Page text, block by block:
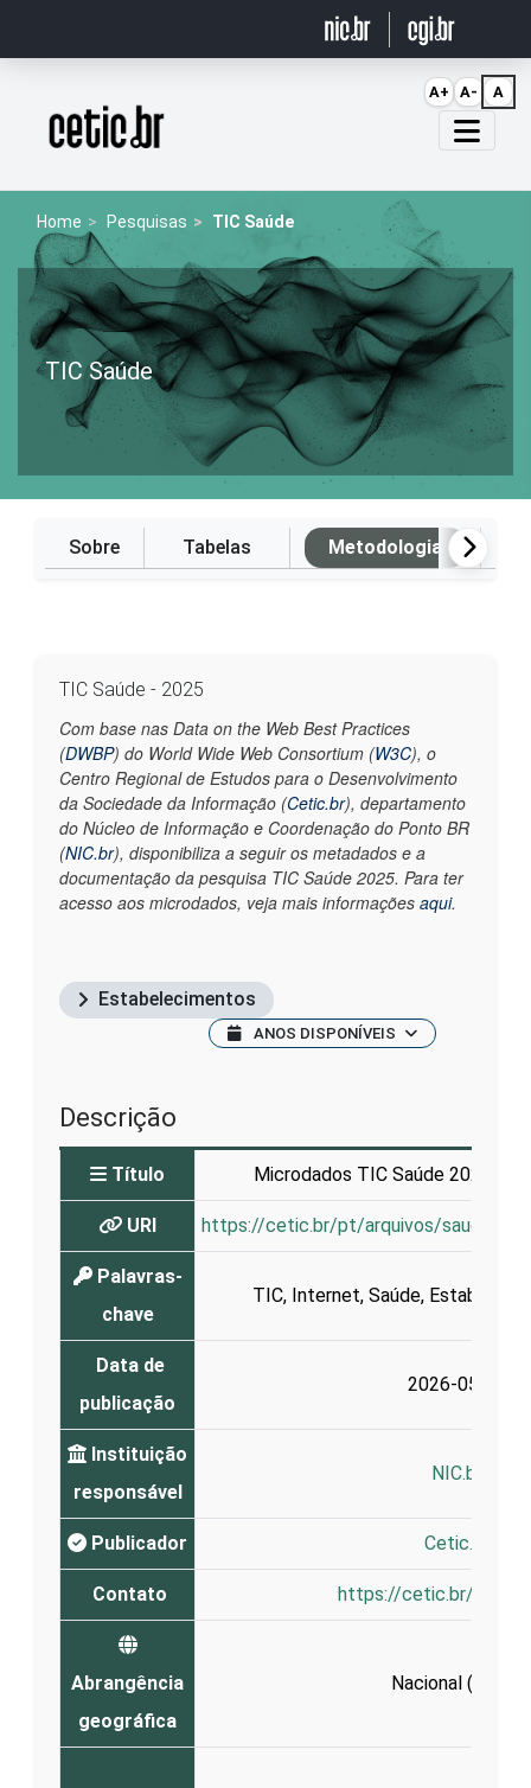
Página inicial
Home Pesquisas TIC Saúde
TIC Saúde
Sobre Tabelas Metodologia
TIC Saúde - 2025
Com base nas Data on the Web Best Practices
(DWBP) do World Wide Web Consortium (W3C), o
Centro Regional de Estudos para o Desenvolvimento
da Sociedade da Informação (Cetic.br), departamento
do Núcleo de Informação e Coordenação do Ponto BR
(NIC.br), disponibiliza a seguir os metadados e a
documentação da pesquisa TIC Saúde 2025. Para ter
acesso aos microdados, veja mais informações aqui.
Estabelecimentos
ANOS DISPONÍVEIS
Descrição
Título Microdados TIC Saúde 2025 -
URI https://cetic.br/pt/arquivos/saude/
Palavras-
chave
TIC, Internet, Saúde,
Data de
publicação
2026-05-12
Instituição
responsável
NIC.br
Publicador Cetic.br
Contato https://cetic.br/pt/
Abrangência
geográfica
Nacional (
A+ A- A